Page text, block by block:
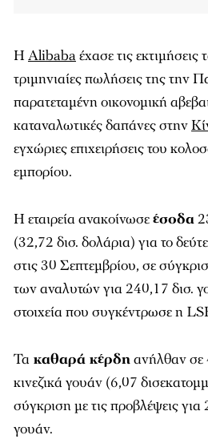
ΗAlibaba έχασε τις
τριμηνιαίες πωλήσεις της την
παρατεταμένη οικονομική
καταναλωτικές δαπάνες στην
εγχώριες επιχειρήσεις του
εμπορίου.
Η εταιρεία ανακοίνωσεέσοδα
(32,72 δισ. δολάρια) για το
στις 30 Σεπτεμβρίου, σε
των αναλυτών για 240,17 δισ.
στοιχεία που συγκέντρωσε η
Τα καθαρά κέρδηανήλθαν σε
κινεζικά γουάν (6,07
σύγκριση με τις προβλέψεις
γουάν.